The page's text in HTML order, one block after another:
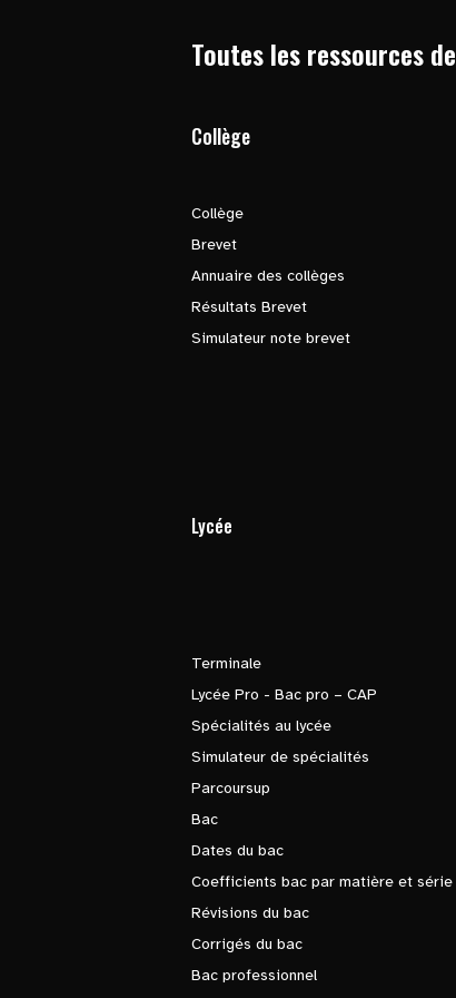
Toutes les ressources de
Collège
Collège
Brevet
Annuaire des collèges
Résultats Brevet
Simulateur note brevet
Lycée
Terminale
Lycée Pro - Bac pro – CAP
Spécialités au lycée
Simulateur de spécialités
Parcoursup
Bac
Dates du bac
Coefficients bac par matière et série
Révisions du bac
Corrigés du bac
Bac professionnel